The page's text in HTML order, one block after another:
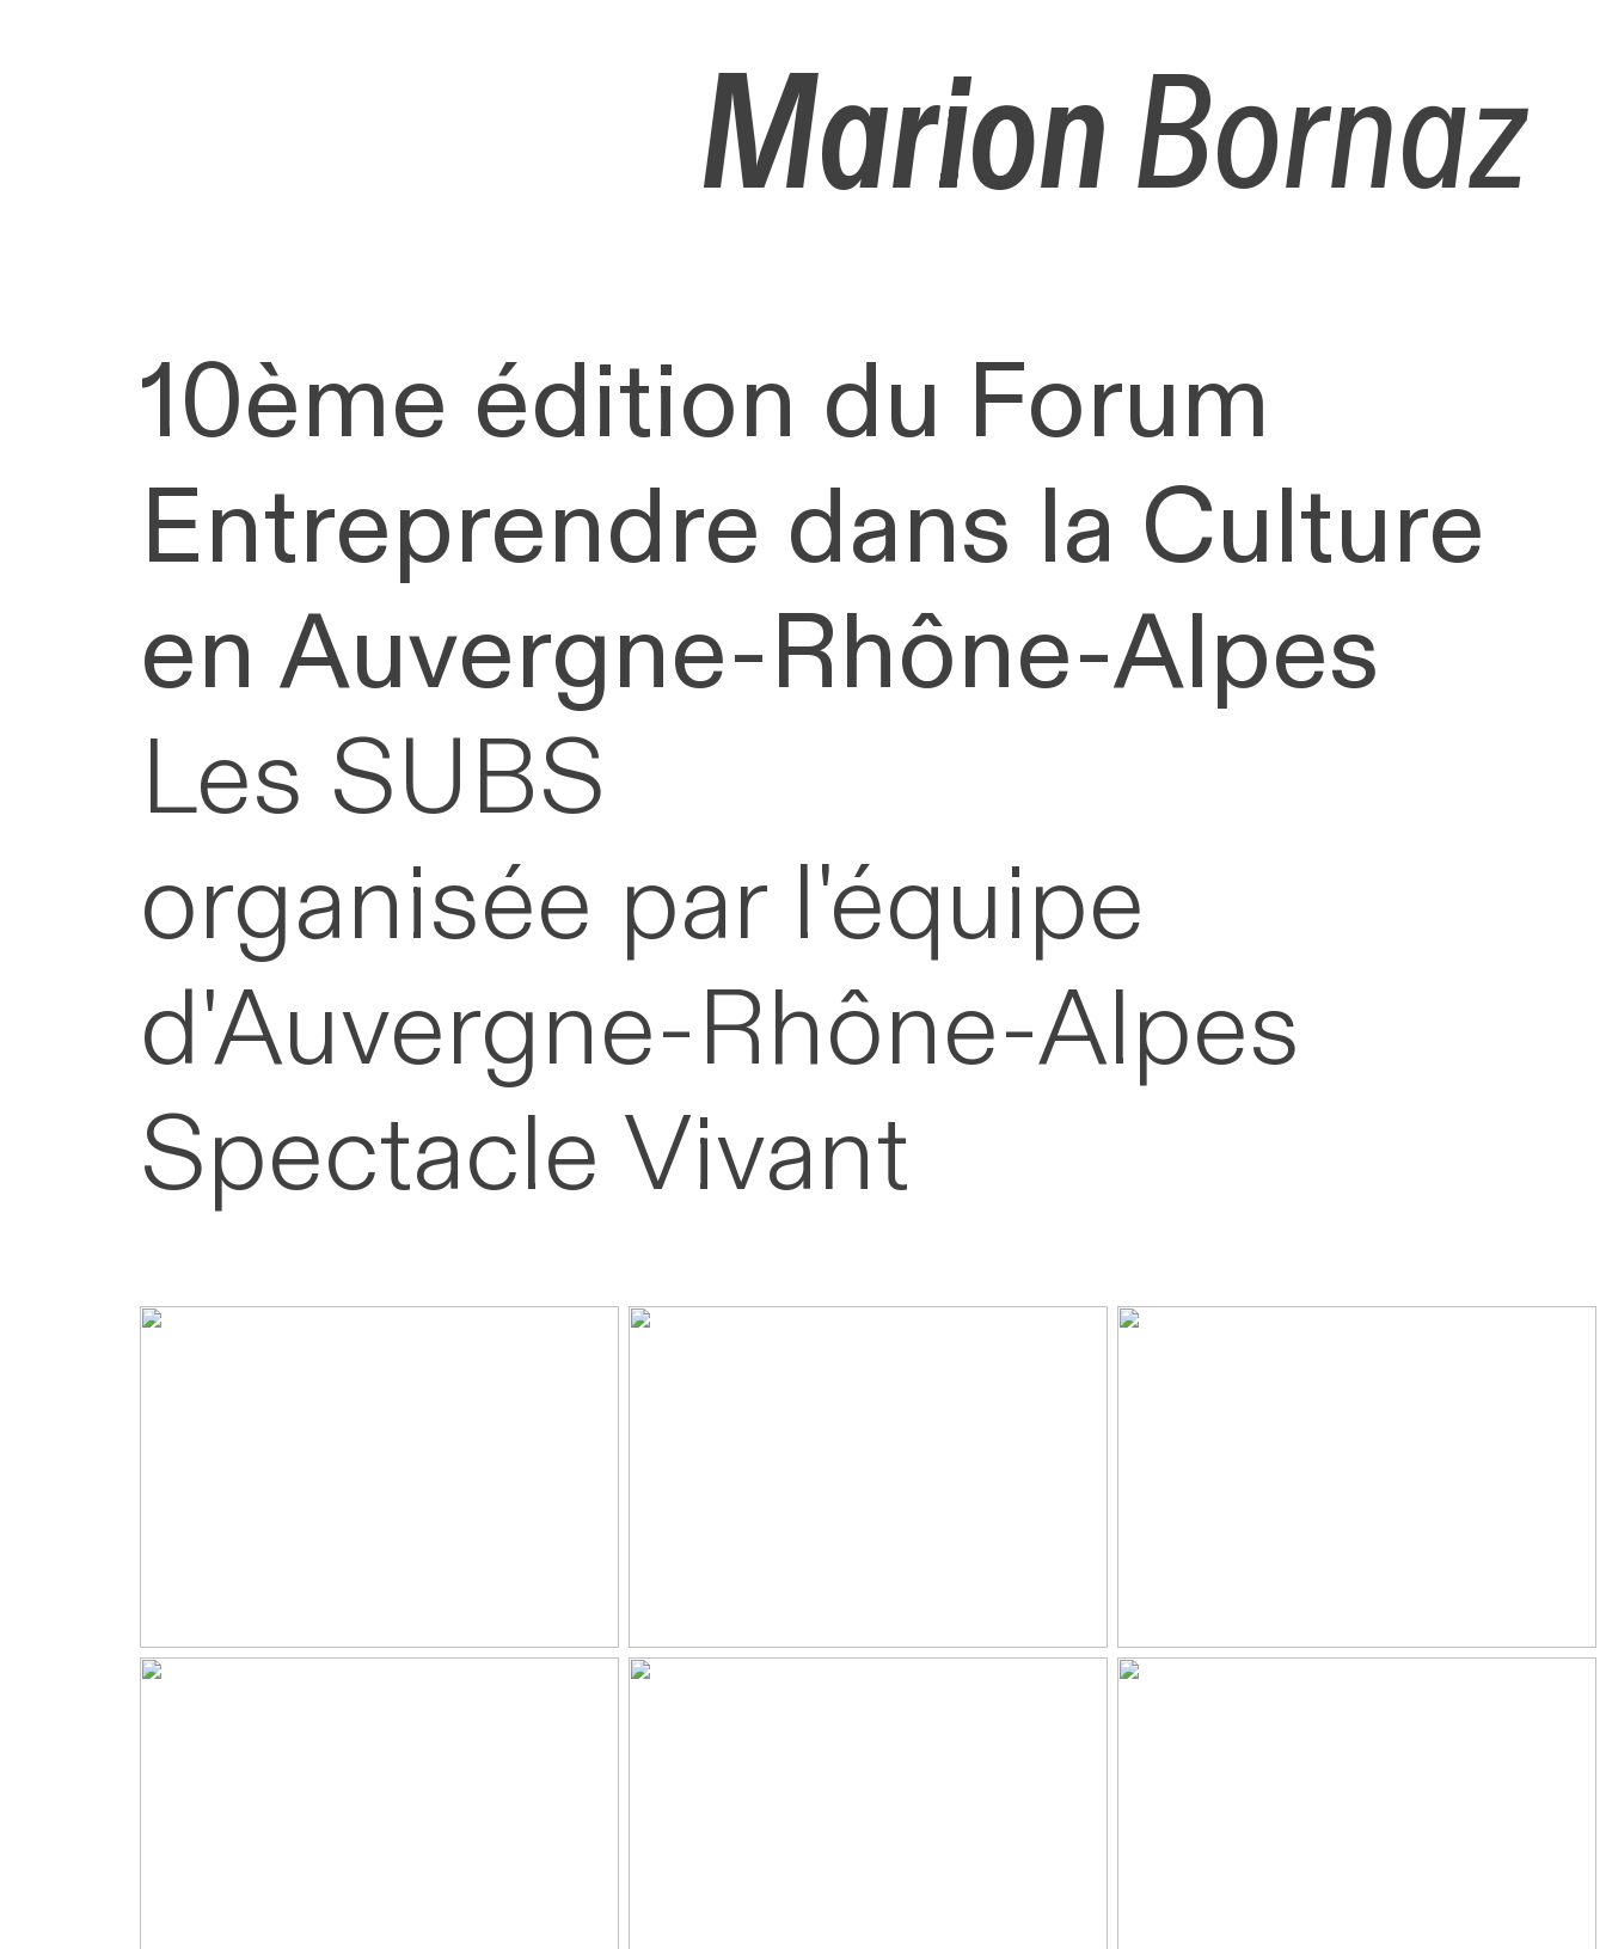
MarionBornaz
10ème édition du Forum
Entreprendre dans la Culture
en Auvergne-Rhône-Alpes
Les SUBS
organisée par l'équipe
d'Auvergne-Rhône-Alpes
Spectacle Vivant